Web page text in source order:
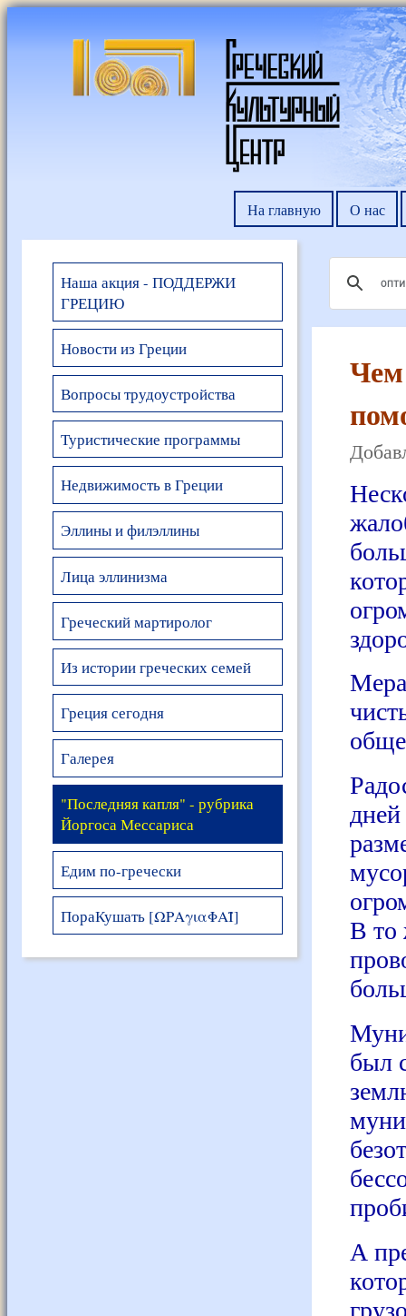
На главную О нас
Наша акция - ПОДДЕРЖИ
ГРЕЦИЮ
Новости из Греции
Вопросы трудоустройства
Туристические программы
Недвижимость в Греции
Эллины и филэллины
Лица эллинизма
Греческий мартиролог
Из истории греческих семей
Греция сегодня
Галерея
"Последняя капля" - рубрика
Йоргоса Мессариса
Едим по-гречески
ПораКушать [ΩΡΑγιαΦΑΪ]
Мера
В то
был
А